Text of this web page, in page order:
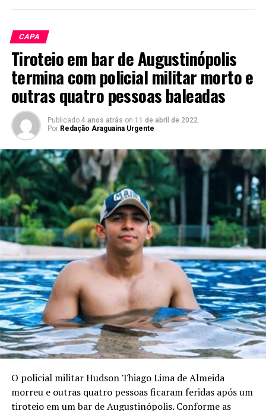
CAPA
Tiroteio em bar de Augustinópolis
termina com policial militar morto e
outras quatro pessoas baleadas
Publicado 4 anos atrás on 11 de abril de 2022
Por Redação Araguaina Urgente
O policial militar Hudson Thiago Lima de Almeida
morreu e outras quatro pessoas ficaram feridas após um
tiroteio em um bar de Augustinópolis. Conforme as